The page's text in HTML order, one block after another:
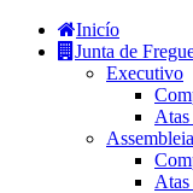
Inicío
Junta de
Executivo
Atas